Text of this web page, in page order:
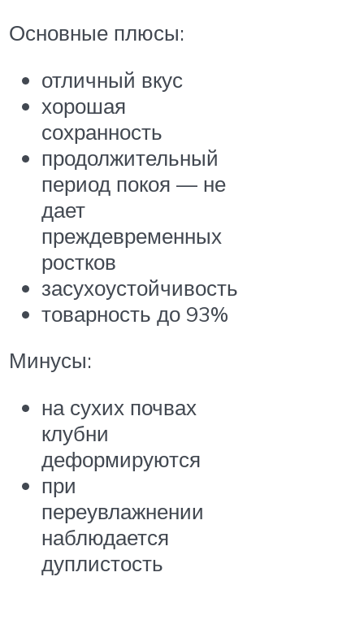
Основные плюсы:
отличный вкус
хорошая
сохранность
продолжительный
период покоя — не
дает
преждевременных
ростков
засухоустойчивость
товарность до 93%
Минусы:
на сухих почвах
клубни
деформируются
при
переувлажнении
наблюдается
дуплистость